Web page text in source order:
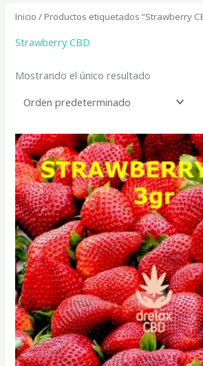
Inicio / Productos etiquetados “Strawberry
Strawberry CBD
Mostrando el único resultado